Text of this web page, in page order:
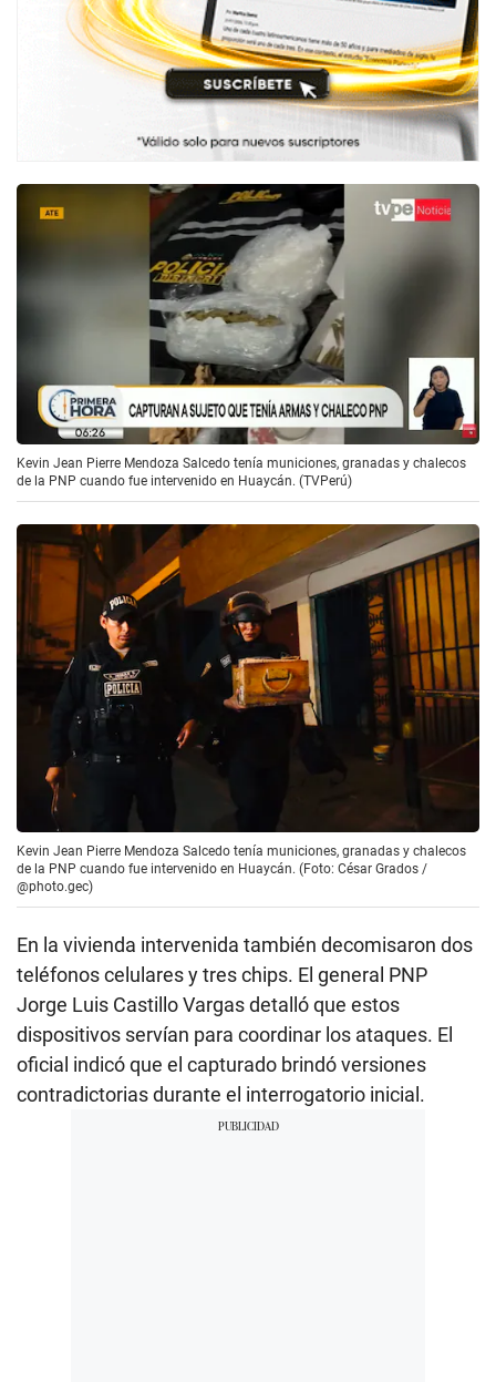
Kevin Jean Pierre Mendoza Salcedo tenía municiones, granadas y chalecos
de la PNP cuando fue intervenido en Huaycán. (TVPerú)
Kevin Jean Pierre Mendoza Salcedo tenía municiones, granadas y chalecos
de la PNP cuando fue intervenido en Huaycán. (Foto: César Grados /
@photo.gec)
En la vivienda intervenida también decomisaron dos
teléfonos celulares y tres chips. El general PNP
Jorge Luis Castillo Vargas detalló que estos
dispositivos servían para coordinar los ataques. El
oficial indicó que el capturado brindó versiones
contradictorias durante el interrogatorio inicial.